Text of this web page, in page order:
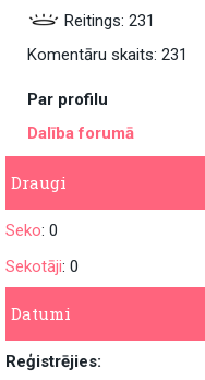
Reitings: 231
Komentāru skaits: 231
Par profilu
Dalība forumā
Draugi
Seko: 0
Sekotāji: 0
Datumi
Reģistrējies: